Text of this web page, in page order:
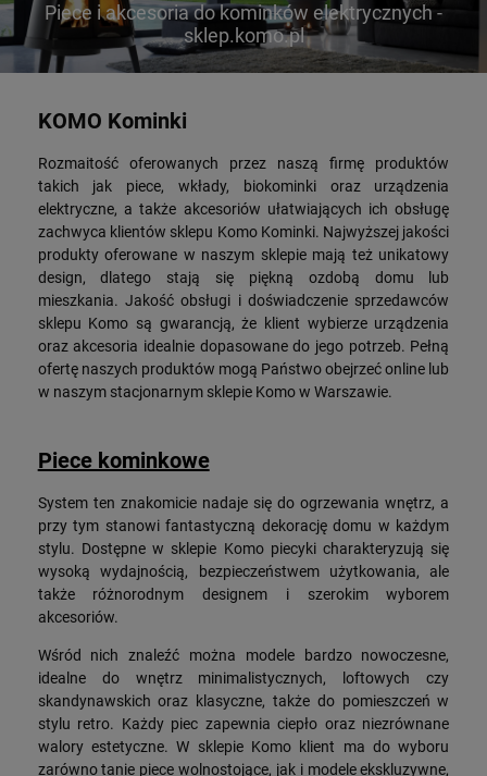
Piece i akcesoria do kominków elektrycznych -
sklep.komo.pl
KOMO Kominki
Rozmaitość oferowanych przez naszą firmę produktów
takich jak piece, wkłady, biokominki oraz urządzenia
elektryczne, a także akcesoriów ułatwiających ich obsługę
zachwyca klientów sklepu Komo Kominki. Najwyższej jakości
produkty oferowane w naszym sklepie mają też unikatowy
design, dlatego stają się piękną ozdobą domu lub
mieszkania. Jakość obsługi i doświadczenie sprzedawców
sklepu Komo są gwarancją, że klient wybierze urządzenia
oraz akcesoria idealnie dopasowane do jego potrzeb. Pełną
ofertę naszych produktów mogą Państwo obejrzeć online lub
w naszym stacjonarnym sklepie Komo w Warszawie.
Piece kominkowe
System ten znakomicie nadaje się do ogrzewania wnętrz, a
przy tym stanowi fantastyczną dekorację domu w każdym
stylu. Dostępne w sklepie Komo piecyki charakteryzują się
wysoką wydajnością, bezpieczeństwem użytkowania, ale
także różnorodnym designem i szerokim wyborem
akcesoriów.
Wśród nich znaleźć można modele bardzo nowoczesne,
idealne do wnętrz minimalistycznych, loftowych czy
skandynawskich oraz klasyczne, także do pomieszczeń w
stylu retro. Każdy piec zapewnia ciepło oraz niezrównane
walory estetyczne. W sklepie Komo klient ma do wyboru
zarówno tanie piece wolnostojące, jak i modele ekskluzywne,